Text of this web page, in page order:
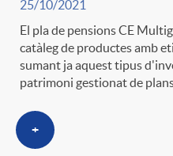
a
l
r
c
a
i
d
o
a
d
o
25/10/2021
El pla de pensions CE
catàleg de productes amb
sumant ja aquest tipus
patrimoni gestionat de
+